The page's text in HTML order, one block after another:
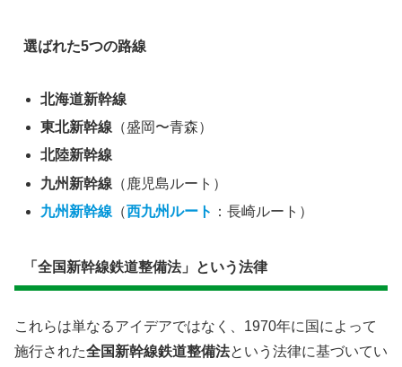
​選ばれた5つの路線
北海道新幹線
東北新幹線 （盛岡〜青森）
北陸新幹線
九州新幹線 （鹿児島ルート）
九州新幹線 （西九州ルート ：長崎ルート）
​「全国新幹線鉄道整備法」という法律
​これらは単なるアイデアではなく、1970年に国によって
施行された全国新幹線鉄道整備法という法律に基づいてい